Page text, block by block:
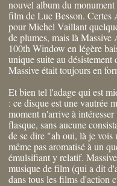
nouvel album du
film de Luc Besson. Certes
pour Michel Vaillant
de plumes, mais là
100th Window en légère
unique suite au
Massive était toujours en
Et bien tel l'adage qui est
: ce disque est une vautrée
moment n'arrive à
flasque, sans aucune
de se dire "ah oui, là je
même pas aromatisé à un
émulsifiant y relatif.
musique de film (qui a dit
dans tous les films d'action